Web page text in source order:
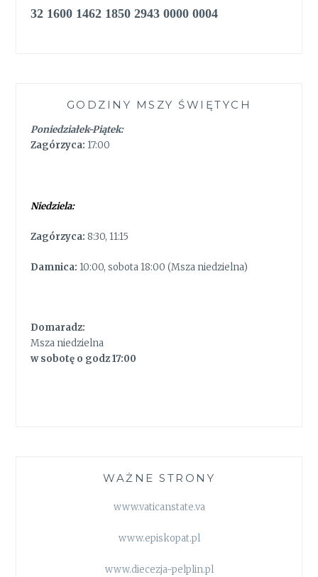
32 1600 1462 1850 2943 0000 0004
GODZINY MSZY ŚWIĘTYCH
Poniedziałek-Piątek:
Zagórzyca: 17:00
Niedziela:
Zagórzyca: 8:30, 11:15
Damnica: 10:00, sobota 18:00 (Msza niedzielna)
Domaradz:
Msza niedzielna
w sobotę o godz 17:00
WAŻNE STRONY
www.vaticanstate.va
www.episkopat.pl
www.diecezja-pelplin.pl